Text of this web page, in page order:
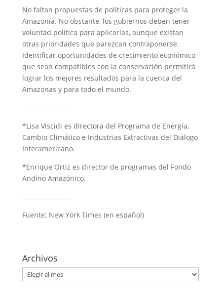
No faltan propuestas de políticas para proteger la
Amazonía. No obstante, los gobiernos deben tener
voluntad política para aplicarlas, aunque existan
otras prioridades que parezcan contraponerse.
Identificar oportunidades de crecimiento económico
que sean compatibles con la conservación permitirá
lograr los mejores resultados para la cuenca del
Amazonas y para todo el mundo.
*Lisa Viscidi es directora del Programa de Energía,
Cambio Climático e Industrias Extractivas del Diálogo
Interamericano.
*Enrique Ortiz es director de programas del Fondo
Andino Amazónico.
Fuente: New York Times (en español)
Archivos
Archivos